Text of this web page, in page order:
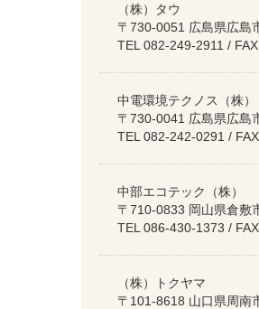
（株）タウ
〒730-0051 広島県広島
TEL 082-249-2911 /
中電環境テクノス（株）
〒730-0041 広島県広島
TEL 082-242-0291 /
中部エコテック（株）
〒710-0833 岡山県倉敷
TEL 086-430-1373 /
（株）トクヤマ
〒101-8618 山口県周南